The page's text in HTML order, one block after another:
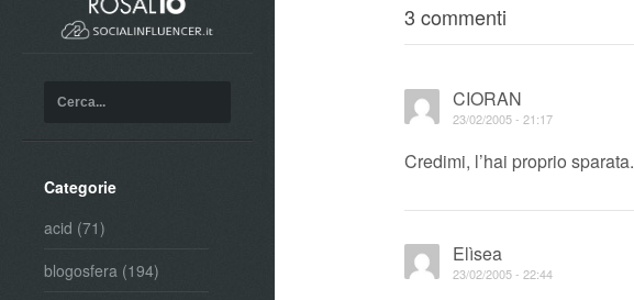
Categorie
acid (71)
blogosfera (194)
3 commenti
CIORAN
23/02/2005 - 21:17
Credimi, l’hai proprio sparata.
Elìsea
23/02/2005 - 22:44